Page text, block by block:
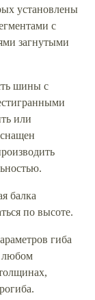
установлены
с
загнутыми
шины с
или
балка
по высоте.
гиба
любом